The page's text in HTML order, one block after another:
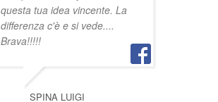
questa tua idea vincente. La
differenza c'è e si vede....
Brava!!!!!
SPINA LUIGI